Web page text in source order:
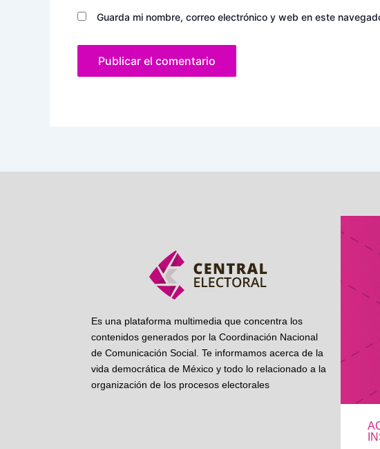
Guarda mi nombre, correo electrónico y web en este
Es una plataforma multimedia que concentra los
contenidos generados por la Coordinación Nacional
de Comunicación Social. Te informamos acerca de la
vida democrática de México y todo lo relacionado a la
organización de los procesos electorales